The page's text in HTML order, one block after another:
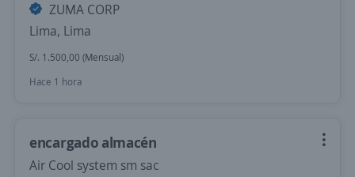
ZUMA CORP
Lima, Lima
S/. 1.500,00 (Mensual)
Hace 1 hora
encargado almacén
Air Cool system sm sac